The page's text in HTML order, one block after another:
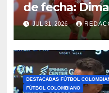
de fecha:
reprogramó el
motivos de
JUL 31, 2026
DESTACADAS FÚTBOL
FÚTBOL COLOMBIANO